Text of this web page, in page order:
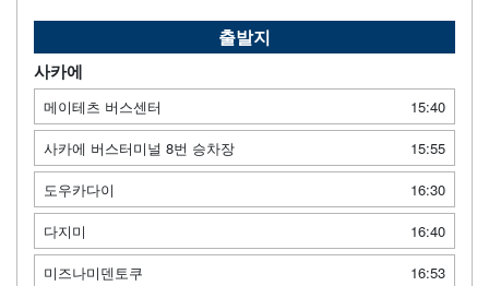
출발지
사카에
메이테츠 버스센터
15:40
사카에 버스터미널 8번 승차장
15:55
도우카다이
16:30
다지미
16:40
미즈나미덴토쿠
16:53